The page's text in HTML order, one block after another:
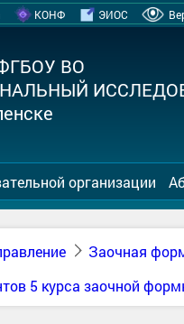
КОНФ ЭИОС
ВО
организации
Заочная
5 курса заочной